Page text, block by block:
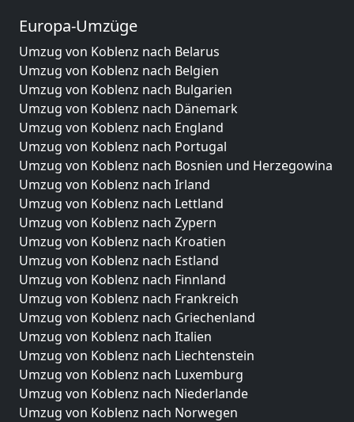
Europa-Umzüge
Umzug von Koblenz nach Belarus
Umzug von Koblenz nach Belgien
Umzug von Koblenz nach Bulgarien
Umzug von Koblenz nach Dänemark
Umzug von Koblenz nach England
Umzug von Koblenz nach Portugal
Umzug von Koblenz nach Bosnien und Herzegowina
Umzug von Koblenz nach Irland
Umzug von Koblenz nach Lettland
Umzug von Koblenz nach Zypern
Umzug von Koblenz nach Kroatien
Umzug von Koblenz nach Estland
Umzug von Koblenz nach Finnland
Umzug von Koblenz nach Frankreich
Umzug von Koblenz nach Griechenland
Umzug von Koblenz nach Italien
Umzug von Koblenz nach Liechtenstein
Umzug von Koblenz nach Luxemburg
Umzug von Koblenz nach Niederlande
Umzug von Koblenz nach Norwegen